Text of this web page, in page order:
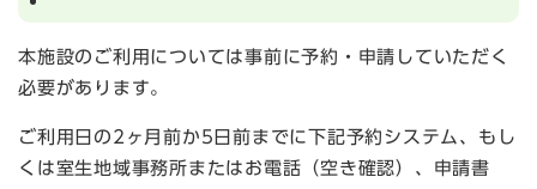
本施設のご利用については事前に予約・申請していただく
必要があります。
ご利用日の2ヶ月前か5日前までに下記予約システム、もし
くは室生地域事務所またはお電話（空き確認）、申請書